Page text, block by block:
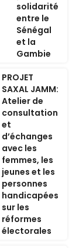
solidarité
entre le
Sénégal
et la
Gambie
PROJET
SAXAL JAMM:
Atelier de
consultation
et
d’échanges
avec les
femmes, les
jeunes et les
personnes
handicapées
sur les
réformes
électorales